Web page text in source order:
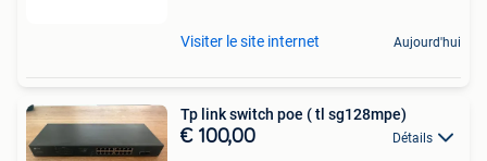
Visiter le site internet Aujourd'hui
Tp link switch poe ( tl sg128mpe)
€ 100,00 Détails